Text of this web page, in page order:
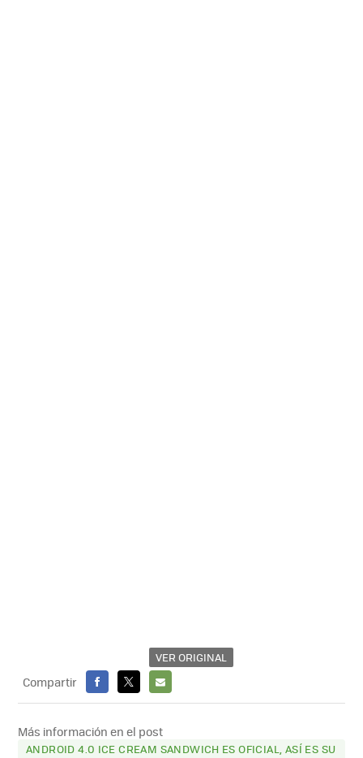
VER ORIGINAL
Compartir
FACEBOOK
X
E-
MAIL
Más información en el post
ANDROID 4.0 ICE CREAM SANDWICH ES OFICIAL, ASÍ ES SU